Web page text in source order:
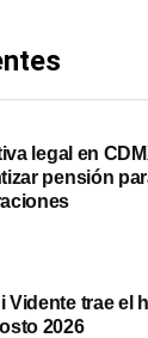
legal en
pensión
Vidente trae el
2026